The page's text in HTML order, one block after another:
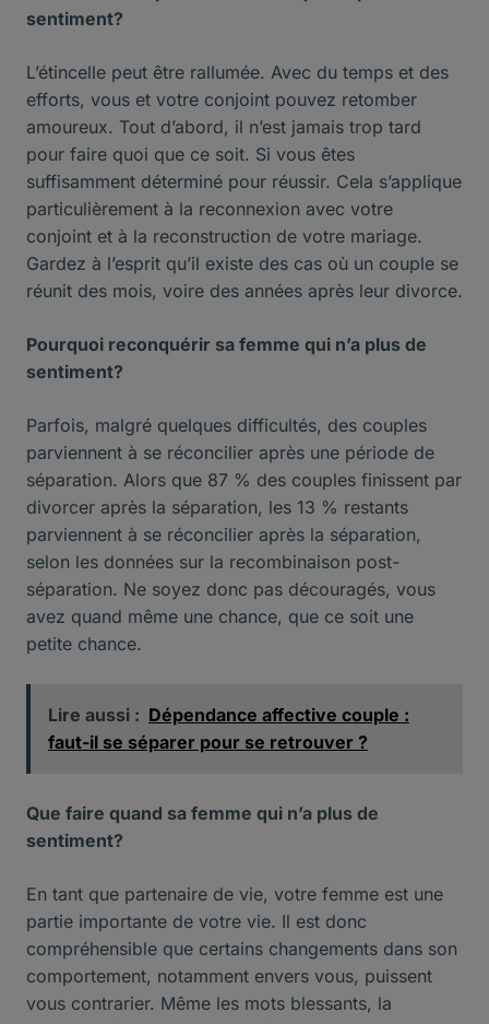
sentiment?
L’étincelle peut être rallumée. Avec du temps et des
efforts, vous et votre conjoint pouvez retomber
amoureux. Tout d’abord, il n’est jamais trop tard
pour faire quoi que ce soit. Si vous êtes
suffisamment déterminé pour réussir. Cela s’applique
particulièrement à la reconnexion avec votre
conjoint et à la reconstruction de votre mariage.
Gardez à l’esprit qu’il existe des cas où un couple se
réunit des mois, voire des années après leur divorce.
Pourquoi reconquérir sa femme qui n’a plus de
sentiment?
Parfois, malgré quelques difficultés, des couples
parviennent à se réconcilier après une période de
séparation. Alors que 87 % des couples finissent par
divorcer après la séparation, les 13 % restants
parviennent à se réconcilier après la séparation,
selon les données sur la recombinaison post-
séparation. Ne soyez donc pas découragés, vous
avez quand même une chance, que ce soit une
petite chance.
Lire aussi : Dépendance affective couple :
faut-il se séparer pour se retrouver ?
Que faire quand sa femme qui n’a plus de
sentiment?
En tant que partenaire de vie, votre femme est une
partie importante de votre vie. Il est donc
compréhensible que certains changements dans son
comportement, notamment envers vous, puissent
vous contrarier. Même les mots blessants, la